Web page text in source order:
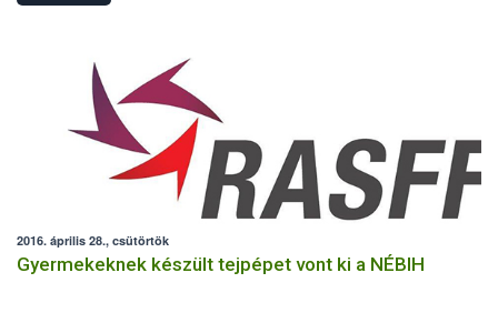
2016. április 28., csütörtök
Gyermekeknek készült tejpépet vont ki a NÉBIH